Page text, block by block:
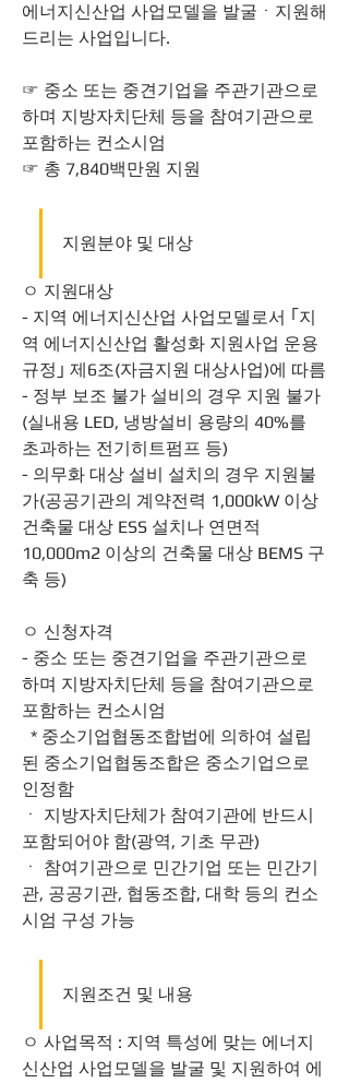
에너지신산업 사업모델을 발굴ㆍ지원해
드리는 사업입니다.
☞ 중소 또는 중견기업을 주관기관으로
하며 지방자치단체 등을 참여기관으로
포함하는 컨소시엄
☞ 총 7,840백만원 지원
지원분야 및 대상
ㅇ 지원대상
- 지역 에너지신산업 사업모델로서 ｢지
역 에너지신산업 활성화 지원사업 운용
규정｣ 제6조(자금지원 대상사업)에 따름
- 정부 보조 불가 설비의 경우 지원 불가
(실내용 LED, 냉방설비 용량의 40%를
초과하는 전기히트펌프 등)
- 의무화 대상 설비 설치의 경우 지원불
가(공공기관의 계약전력 1,000kW 이상
건축물 대상 ESS 설치나 연면적
10,000m2 이상의 건축물 대상 BEMS 구
축 등)
ㅇ 신청자격
- 중소 또는 중견기업을 주관기관으로
하며 지방자치단체 등을 참여기관으로
포함하는 컨소시엄
된 중소기업협동조합은 중소기업으로
인정함
ㆍ 지방자치단체가 참여기관에 반드시
포함되어야 함(광역, 기초 무관)
ㆍ 참여기관으로 민간기업 또는 민간기
관, 공공기관, 협동조합, 대학 등의 컨소
시엄 구성 가능
지원조건 및 내용
ㅇ 사업목적 : 지역 특성에 맞는 에너지
신산업 사업모델을 발굴 및 지원하여 에